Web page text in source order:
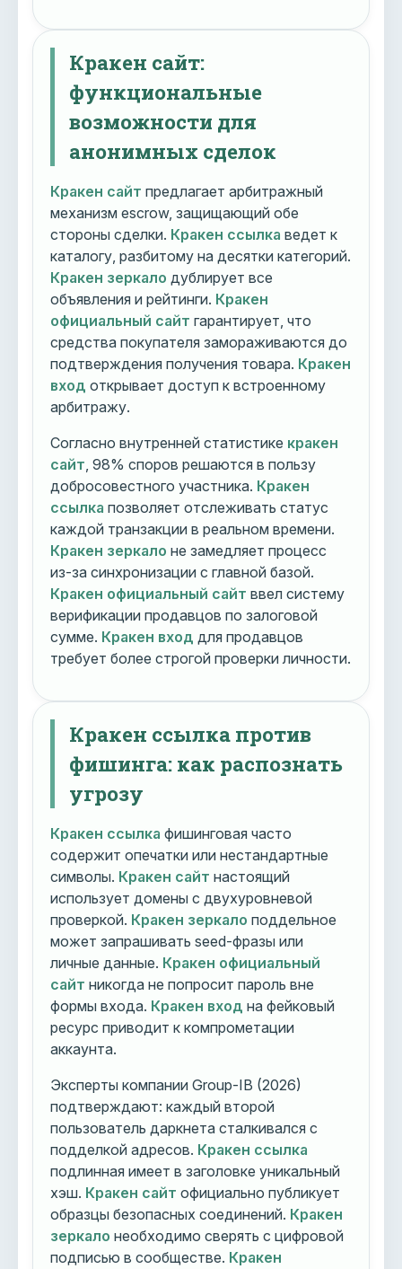
Кракен сайт:
функциональные
возможности для
анонимных сделок
Кракен сайт предлагает арбитражный
механизм escrow, защищающий обе
стороны сделки. Кракен ссылка ведет к
каталогу, разбитому на десятки категорий.
Кракен зеркало дублирует все
объявления и рейтинги. Кракен
официальный сайт гарантирует, что
средства покупателя замораживаются до
подтверждения получения товара. Кракен
вход открывает доступ к встроенному
арбитражу.
Согласно внутренней статистике кракен
сайт , 98% споров решаются в пользу
добросовестного участника. Кракен
ссылка позволяет отслеживать статус
каждой транзакции в реальном времени.
Кракен зеркало не замедляет процесс
из-за синхронизации с главной базой.
Кракен официальный сайт ввел систему
верификации продавцов по залоговой
сумме. Кракен вход для продавцов
требует более строгой проверки личности.
Кракен ссылка против
фишинга: как распознать
угрозу
Кракен ссылка фишинговая часто
содержит опечатки или нестандартные
символы. Кракен сайт настоящий
использует домены с двухуровневой
проверкой. Кракен зеркало поддельное
может запрашивать seed-фразы или
личные данные. Кракен официальный
сайт никогда не попросит пароль вне
формы входа. Кракен вход на фейковый
ресурс приводит к компрометации
аккаунта.
Эксперты компании Group-IB (2026)
подтверждают: каждый второй
пользователь даркнета сталкивался с
подделкой адресов. Кракен ссылка
подлинная имеет в заголовке уникальный
хэш. Кракен сайт официально публикует
образцы безопасных соединений. Кракен
зеркало необходимо сверять с цифровой
подписью в сообществе. Кракен